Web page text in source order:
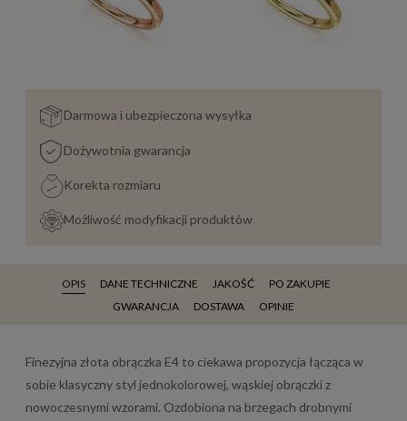
Darmowa i ubezpieczona wysyłka
Dożywotnia gwarancja
Korekta rozmiaru
Możliwość modyfikacji produktów
OPIS DANE TECHNICZNE JAKOŚĆ
PO ZAKUPIE
GWARANCJA
DOSTAWA OPINIE
Finezyjna złota obrączka E4 to ciekawa propozycja łącząca w
sobie klasyczny styl jednokolorowej, wąskiej obrączki z
nowoczesnymi wzorami. Ozdobiona na brzegach drobnymi